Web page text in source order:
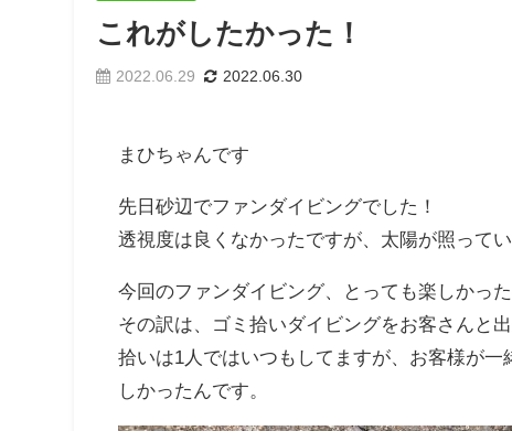
これがしたかった！
2022.06.29 2022.06.30
まひちゃんです
先日砂辺でファンダイビングでした！
透視度は良くなかったですが、太陽が照って
今回のファンダイビング、とっても楽しかった
その訳は、ゴミ拾いダイビングをお客さんと
拾いは1人ではいつもしてますが、お客様が
しかったんです。